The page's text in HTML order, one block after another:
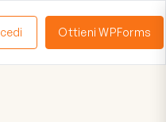
Ottieni WPForms